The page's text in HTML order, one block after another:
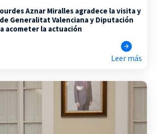
Aznar Miralles agradece la visita y
Generalitat Valenciana y Diputación
acometer la actuación
Leer más